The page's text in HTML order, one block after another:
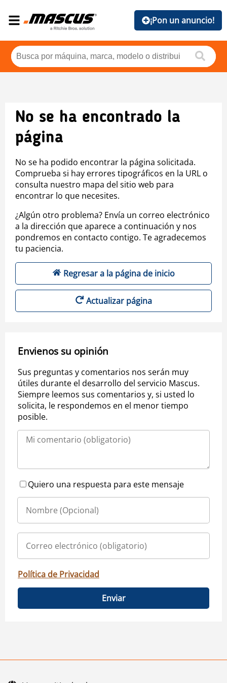
¡Pon un anuncio!
No se ha encontrado la
página
No se ha podido encontrar la página solicitada.
Comprueba si hay errores tipográficos en la URL o
consulta nuestro mapa del sitio web para
encontrar lo que necesites.
¿Algún otro problema? Envía un correo electrónico
a la dirección que aparece a continuación y nos
pondremos en contacto contigo. Te agradecemos
tu paciencia.
Regresar a la página de inicio
Actualizar página
Envienos su opinión
Sus preguntas y comentarios nos serán muy
útiles durante el desarrollo del servicio Mascus.
Siempre leemos sus comentarios y, si usted lo
solicita, le respondemos en el menor tiempo
posible.
Quiero una respuesta para este mensaje
Política de Privacidad
Enviar